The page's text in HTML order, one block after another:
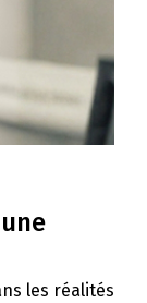
les réalités